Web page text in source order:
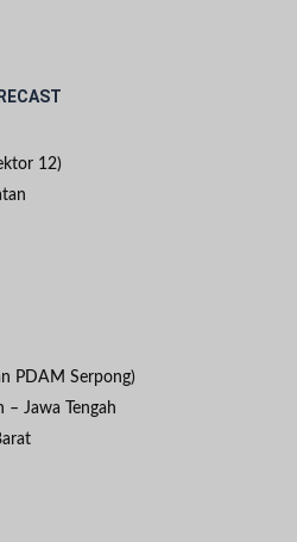
12)
PDAM Serpong)
– Jawa Tengah